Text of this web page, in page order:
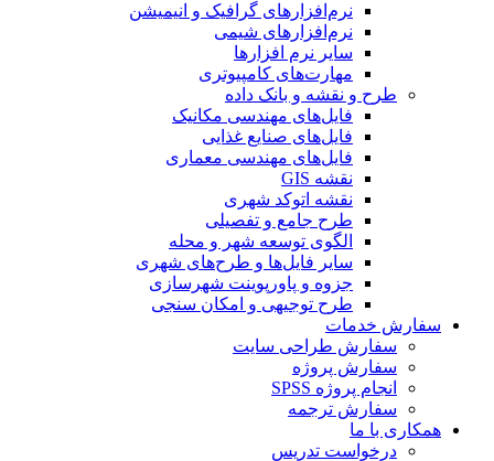
نرم‌افزارهای گرافیک و انیمیشن
نرم‌افزارهای شیمی
سایر نرم افزارها
مهارت‌های کامپیوتری
طرح و نقشه و بانک داده
فایل‌های مهندسی مکانیک
فایل‌های صنایع غذایی
فایل‌های مهندسی معماری
نقشه GIS
نقشه اتوکد شهری
طرح جامع و تفصیلی
الگوی توسعه شهر و محله
سایر فایل‌ها و طرح‌های شهری
جزوه و پاورپوینت شهرسازی
طرح توجیهی و امکان سنجی
سفارش خدمات
سفارش طراحی سایت
سفارش پروژه
انجام پروژه SPSS
سفارش ترجمه
همکاری با ما
درخواست تدریس